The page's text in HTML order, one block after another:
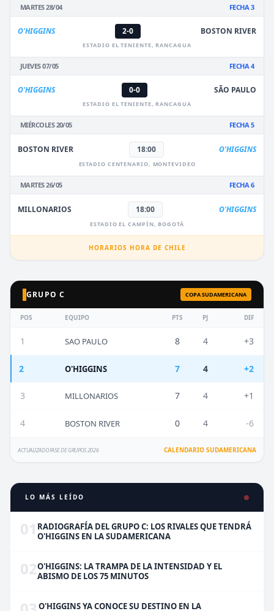
MARTES 28/04 FECHA 3
O'HIGGINS 2-0 BOSTON RIVER
ESTADIO EL TENIENTE, RANCAGUA
JUEVES 07/05 FECHA 4
O'HIGGINS 0-0 SÃO PAULO
ESTADIO EL TENIENTE, RANCAGUA
MIÉRCOLES 20/05 FECHA 5
BOSTON RIVER 18:00 O'HIGGINS
ESTADIO CENTENARIO, MONTEVIDEO
MARTES 26/05 FECHA 6
MILLONARIOS 18:00 O'HIGGINS
ESTADIO EL CAMPÍN, BOGOTÁ
HORARIOS HORA DE CHILE
GRUPO C COPA SUDAMERICANA
POS EQUIPO PTS PJ DIF
1 SAO PAULO 8 4 +3
2 O'HIGGINS 7 4 +2
3 MILLONARIOS 7 4 +1
4 BOSTON RIVER 0 4 -6
ACTUALIZADO FASE DE GRUPOS 2026 CALENDARIO SUDAMERICANA
LO MÁS LEÍDO
01 RADIOGRAFÍA DEL GRUPO C: LOS RIVALES QUE TENDRÁ
O'HIGGINS EN LA SUDAMERICANA
02O'HIGGINS: LA TRAMPA DE LA INTENSIDAD Y EL
ABISMO DE LOS 75 MINUTOS
O'HIGGINS YA CONOCE SU DESTINO EN LA